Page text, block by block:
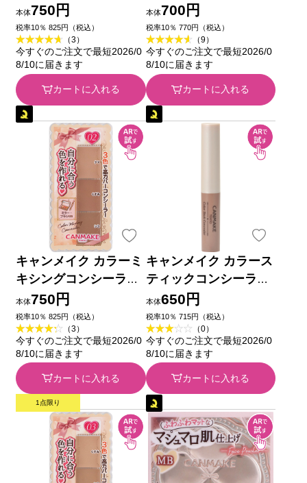
０１ ライトベージュ
＿ 井田ラボラトリーズ
本体750円
税率10％ 825円（税込）
（3）
今すぐのご注文で最短2026/0
8/10に届きます
カートに入れる
ー リフィル ＭＢ マッ
トベージュオークル ＿
井田ラボラトリーズ
本体700円
税率10％ 770円（税込）
（9）
今すぐのご注文で最短2026/0
8/10に届きます
カートに入れる
キャンメイク カラーミ
キシングコンシーラー
０２ ナチュラルベージ
ュ ＿ 井田ラボラトリ
ーズ
本体750円
税率10％ 825円（税込）
（3）
今すぐのご注文で最短2026/0
8/10に届きます
カートに入れる
キャンメイク カラース
ティックコンシーラー
０２ ベージュオークル
＿ 井田ラボラトリーズ
本体650円
税率10％ 715円（税込）
（0）
今すぐのご注文で最短2026/0
8/10に届きます
カートに入れる
1点限り